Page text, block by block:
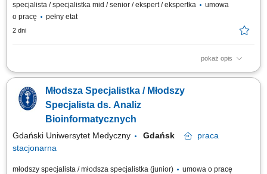
specjalista / specjalistka mid / senior / ekspert / ekspertka
umowa
o pracę
pełny etat
2 dni
pokaż opis
Twoje zadania: prowadzenie procesów rejestracyjnych suplementów
weryfikacja i aktualizacja dokumentacji wymaganej przepisami prawa,
nadzór nad dokumentacją techniczną wyrobów medycznych,
monitorowanie zmian regulacyjnych i ich...
Młodsza Specjalistka / Młodszy
Specjalista ds. Analiz
Bioinformatycznych
Gdański Uniwersytet Medyczny Gdańsk
praca
stacjonarna
młodszy specjalista / młodsza specjalistka (junior)
umowa o pracę